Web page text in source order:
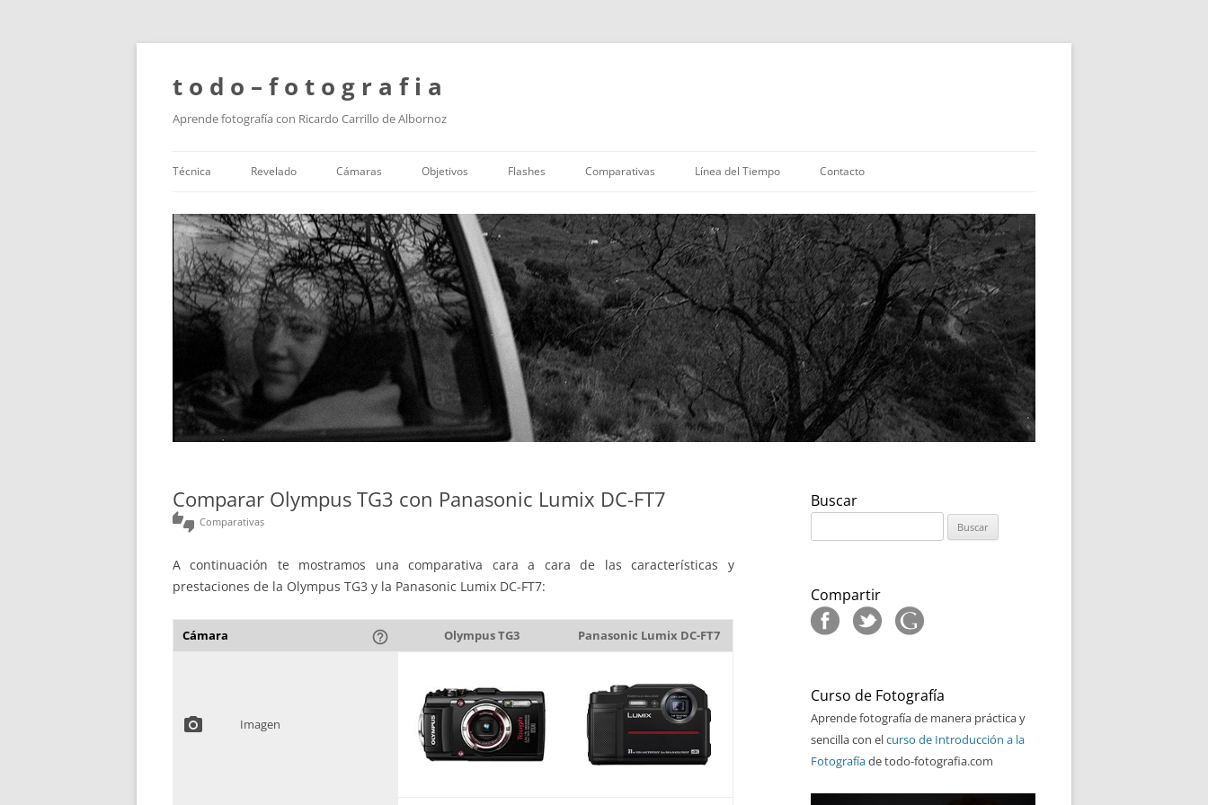
t o d o – f o t o g r a f i a
Aprende fotografía con Ricardo Carrillo de Albornoz
al
contenido
Técnica Revelado Cámaras Objetivos Flashes Comparativas Línea del Tiempo Contacto
Comparar Olympus TG3 con Panasonic Lumix DC-FT7
thumbs_up_down Comparativas
A continuación te mostramos una comparativa cara a cara de las características y
prestaciones de la Olympus TG3 y la Panasonic Lumix DC-FT7:
Cámara help_outline Olympus TG3 Panasonic Lumix DC-FT7
photo_camera Imagen
Buscar
Compartir
Curso de Fotografía
Aprende fotografía de manera práctica y
sencilla con elcurso de Introducción a la
Fotografíade todo-fotografia.com